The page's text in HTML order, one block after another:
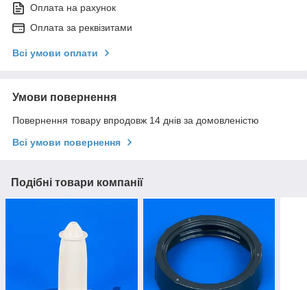
Оплата на рахунок
Оплата за реквізитами
Всі умови оплати
Умови повернення
Повернення товару впродовж 14 днів за домовленістю
Всі умови повернення
Подібні товари компанії